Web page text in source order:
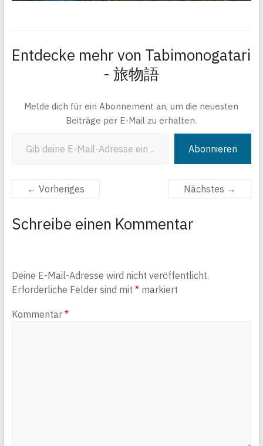
Entdecke mehr von Tabimonogatari
- 旅物語
Melde dich für ein Abonnement an, um die neuesten
Beiträge per E-Mail zu erhalten.
Abonnieren
← Vorheriges Nächstes →
Schreibe einen Kommentar
Deine E-Mail-Adresse wird nicht veröffentlicht.
Erforderliche Felder sind mit *markiert
Kommentar *